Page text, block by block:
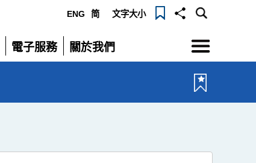
ENG 简 文字大小
電子服務
展
關於我們
展
選
單